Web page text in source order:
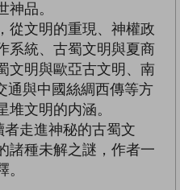
品。
從文明的重現、神權政
系統、古蜀文明與夏商
文明與歐亞古文明、南
與中國絲綢西傳等方
堆文明的内涵。
走進神秘的古蜀文
諸種未解之謎，作者一